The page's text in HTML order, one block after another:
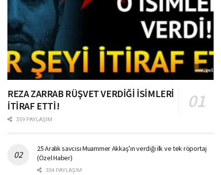
REZA ZARRAB RÜŞVET VERDİĞİ İSİMLERİ
İTİRAF ETTİ!
359 PAYLAŞIM
25 Aralık savcısı Muammer Akkaş’ın verdiği ilk ve tek röportaj
(Özel Haber)
334 PAYLAŞIM